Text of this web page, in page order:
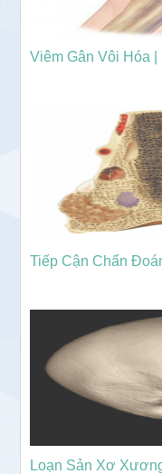
Viêm Gân Vôi Hóa
Tiếp Cận Chẩn
Loạn Sản Xơ